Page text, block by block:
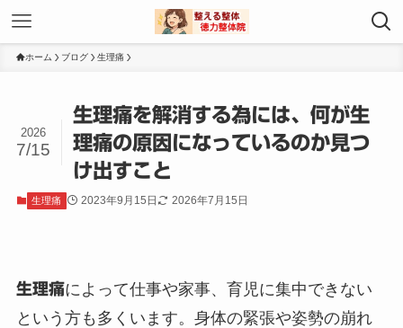
ホーム ブログ 生理痛
生理痛を解消する為には、何が生
理痛の原因になっているのか見つ
け出すこと
2026
7/15
生理痛 2023年9月15日 2026年7月15日
生理痛によって仕事や家事、育児に集中できない
という方も多くいます。身体の緊張や姿勢の崩れ